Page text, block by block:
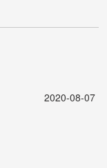
2020-08-07